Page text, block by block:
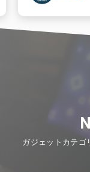
ガジェットカテゴ